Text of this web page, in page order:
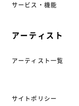
サービス・機能
アーティスト
アーティスト一覧
サイトポリシー